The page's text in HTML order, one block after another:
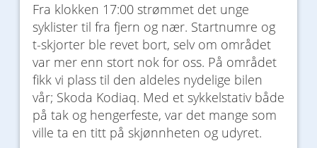
Fra klokken 17:00 strømmet det unge
syklister til fra fjern og nær. Startnumre og
t-skjorter ble revet bort, selv om området
var mer enn stort nok for oss. På området
fikk vi plass til den aldeles nydelige bilen
vår; Skoda Kodiaq. Med et sykkelstativ både
på tak og hengerfeste, var det mange som
ville ta en titt på skjønnheten og udyret.